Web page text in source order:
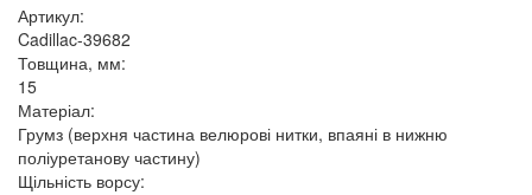
Артикул:
Cadillac-39682
Товщина, мм:
15
Матеріал:
Грумз (верхня частина велюрові нитки, впаяні в нижню
поліуретанову частину)
Щільність ворсу: